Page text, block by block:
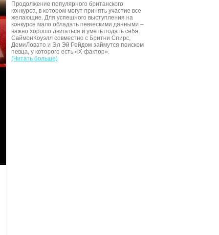
Продолжение популярного британского
конкурса, в котором могут принять участие все
желающие. Для успешного выступления на
конкурсе мало обладать певческими данными –
важно хорошо двигаться и уметь подать себя.
СаймонКоуэлл совместно с Бритни Спирс,
ДемиЛовато и Эл Эй Рейдом займутся поиском
певца, у которого есть «Х-фактор».
(Читать больше)